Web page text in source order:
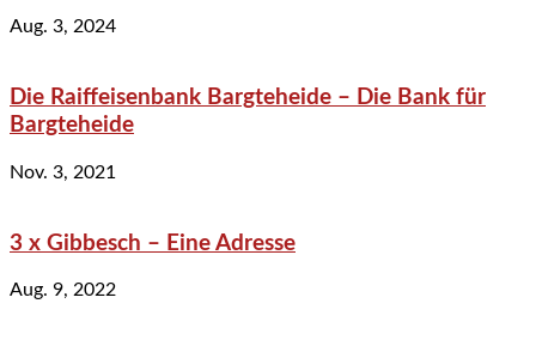
Aug. 3, 2024
Die Raiffeisenbank Bargteheide – Die Bank für
Bargteheide
Nov. 3, 2021
3 x Gibbesch – Eine Adresse
Aug. 9, 2022